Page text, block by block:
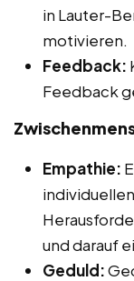
in Lauter-
motivieren.
Feedback:
Feedback
Empathie:
und darauf
Geduld: